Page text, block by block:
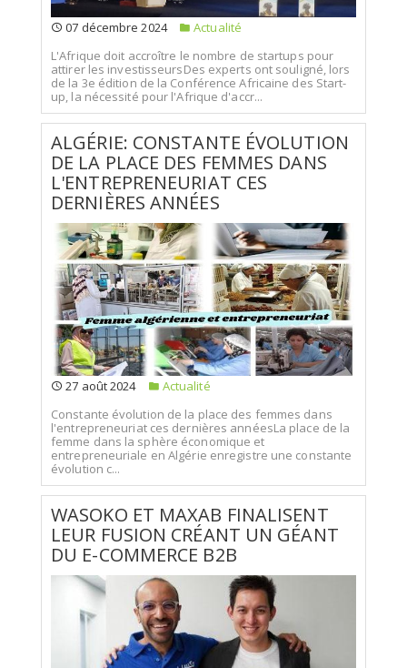
07 décembre 2024
Actualité
L'Afrique doit accroître le nombre de startups pour
attirer les investisseursDes experts ont souligné, lors
de la 3e édition de la Conférence Africaine des Start-
up, la nécessité pour l'Afrique d'accr...
ALGÉRIE: CONSTANTE ÉVOLUTION
DE LA PLACE DES FEMMES DANS
L'ENTREPRENEURIAT CES
DERNIÈRES ANNÉES
27 août 2024
Actualité
Constante évolution de la place des femmes dans
l'entrepreneuriat ces dernières annéesLa place de la
femme dans la sphère économique et
entrepreneuriale en Algérie enregistre une constante
évolution c...
WASOKO ET MAXAB FINALISENT
LEUR FUSION CRÉANT UN GÉANT
DU E-COMMERCE B2B